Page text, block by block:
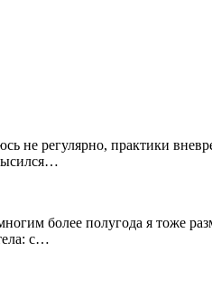
не регулярно, практики
более полугода я тоже
с…